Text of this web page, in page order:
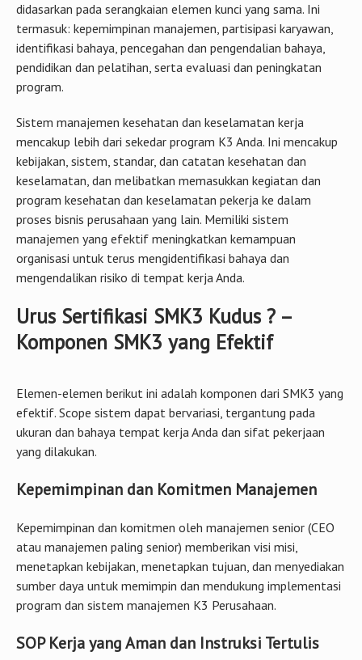
didasarkan pada serangkaian elemen kunci yang sama. Ini
termasuk: kepemimpinan manajemen, partisipasi karyawan,
identifikasi bahaya, pencegahan dan pengendalian bahaya,
pendidikan dan pelatihan, serta evaluasi dan peningkatan
program.
Sistem manajemen kesehatan dan keselamatan kerja
mencakup lebih dari sekedar program K3 Anda. Ini mencakup
kebijakan, sistem, standar, dan catatan kesehatan dan
keselamatan, dan melibatkan memasukkan kegiatan dan
program kesehatan dan keselamatan pekerja ke dalam
proses bisnis perusahaan yang lain. Memiliki sistem
manajemen yang efektif meningkatkan kemampuan
organisasi untuk terus mengidentifikasi bahaya dan
mengendalikan risiko di tempat kerja Anda.
Urus Sertifikasi SMK3 Kudus ? –
Komponen SMK3 yang Efektif
Elemen-elemen berikut ini adalah komponen dari SMK3 yang
efektif. Scope sistem dapat bervariasi, tergantung pada
ukuran dan bahaya tempat kerja Anda dan sifat pekerjaan
yang dilakukan.
Kepemimpinan dan Komitmen Manajemen
Kepemimpinan dan komitmen oleh manajemen senior (CEO
atau manajemen paling senior) memberikan visi misi,
menetapkan kebijakan, menetapkan tujuan, dan menyediakan
sumber daya untuk memimpin dan mendukung implementasi
program dan sistem manajemen K3 Perusahaan.
SOP Kerja yang Aman dan Instruksi Tertulis